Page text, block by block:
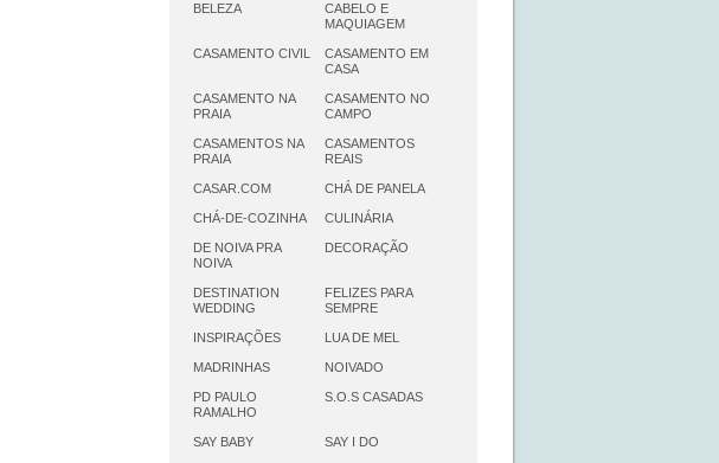
BELEZA
CABELO E
MAQUIAGEM
CASAMENTO CIVIL
CASAMENTO EM
CASA
CASAMENTO NA
PRAIA
CASAMENTO NO
CAMPO
CASAMENTOS NA
PRAIA
CASAMENTOS
REAIS
CASAR.COM CHÁ DE PANELA
CHÁ-DE-COZINHA CULINÁRIA
DE NOIVA PRA
NOIVA
DECORAÇÃO
DESTINATION
WEDDING
FELIZES PARA
SEMPRE
INSPIRAÇÕES LUA DE MEL
MADRINHAS NOIVADO
PD PAULO
RAMALHO
S.O.S CASADAS
SAY BABY SAY I DO